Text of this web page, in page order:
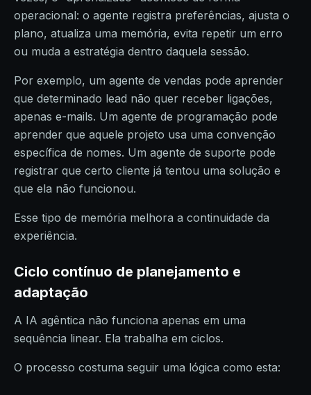
operacional: o agente registra preferências, ajusta o
plano, atualiza uma memória, evita repetir um erro
ou muda a estratégia dentro daquela sessão.
Por exemplo, um agente de vendas pode aprender
que determinado lead não quer receber ligações,
apenas e-mails. Um agente de programação pode
aprender que aquele projeto usa uma convenção
específica de nomes. Um agente de suporte pode
registrar que certo cliente já tentou uma solução e
que ela não funcionou.
Esse tipo de memória melhora a continuidade da
experiência.
Ciclo contínuo de planejamento e
adaptação
A IA agêntica não funciona apenas em uma
sequência linear. Ela trabalha em ciclos.
O processo costuma seguir uma lógica como esta: